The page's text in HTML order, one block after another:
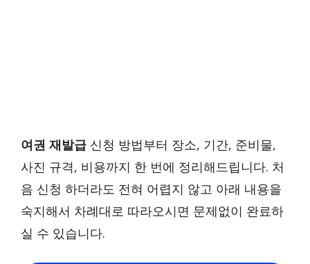
여권 재발급 신청 방법부터 장소, 기간, 준비물,
사진 규격, 비용까지 한 번에 정리해드립니다. 처
음 신청 하더라도 전혀 어렵지 않고 아래 내용을
숙지해서 차례대로 따라오시면 문제없이 완료하
실 수 있습니다.